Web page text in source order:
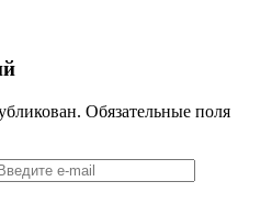
Обязательные поля